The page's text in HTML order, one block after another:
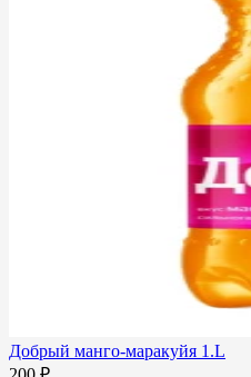
Добрый манго-маракуйя 1.L